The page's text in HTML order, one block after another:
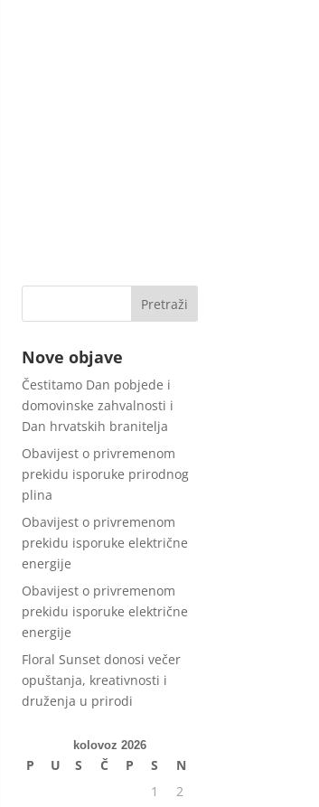
Nove objave
Čestitamo Dan pobjede i
domovinske zahvalnosti i
Dan hrvatskih branitelja
Obavijest o privremenom
prekidu isporuke prirodnog
plina
Obavijest o privremenom
prekidu isporuke električne
energije
Obavijest o privremenom
prekidu isporuke električne
energije
Floral Sunset donosi večer
opuštanja, kreativnosti i
druženja u prirodi
kolovoz 2026
P U S Č P S
N
1
2